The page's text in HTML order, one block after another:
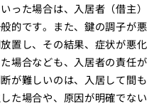
った場合は、入居者（借主）
的です。また、鍵の調子が悪
置し、その結果、症状が悪化
場合なども、入居者の責任が
が難しいのは、入居して間も
た場合や、原因が明確でない